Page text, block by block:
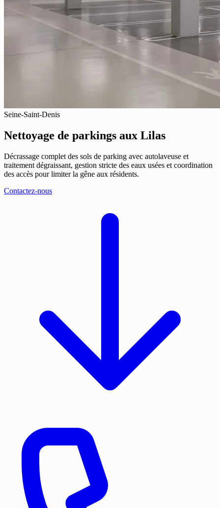
Seine-Saint-Denis
Nettoyage de parkings aux Lilas
Décrassage complet des sols de parking avec autolaveuse et
traitement dégraissant, gestion stricte des eaux usées et coordination
des accès pour limiter la gêne aux résidents.
Contactez-nous